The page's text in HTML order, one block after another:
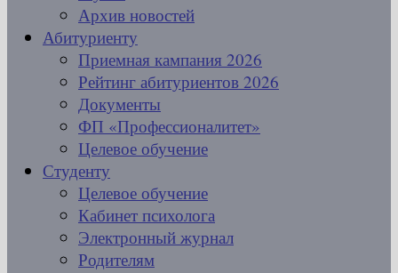
Архив новостей
Абитуриенту
Приемная кампания 2026
Рейтинг абитуриентов 2026
Документы
ФП «Профессионалитет»
Целевое обучение
Студенту
Целевое обучение
Кабинет психолога
Электронный журнал
Родителям